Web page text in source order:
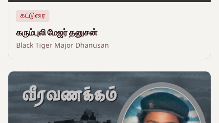
கட்டுரை
கரும்புலி மேஜர் தனுசன்
Black Tiger Major Dhanusan